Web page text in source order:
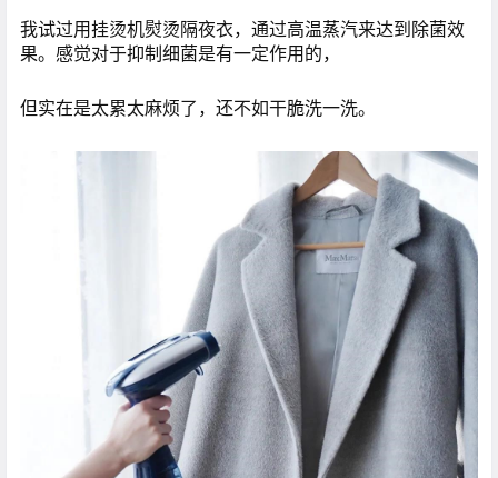
我试过用挂烫机熨烫隔夜衣，通过高温蒸汽来达到除菌效
果。感觉对于抑制细菌是有一定作用的，
但实在是太累太麻烦了，还不如干脆洗一洗。